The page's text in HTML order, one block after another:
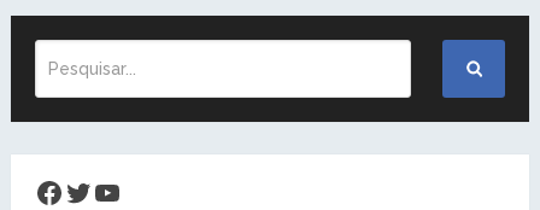
Facebook
Twitter
Youtube